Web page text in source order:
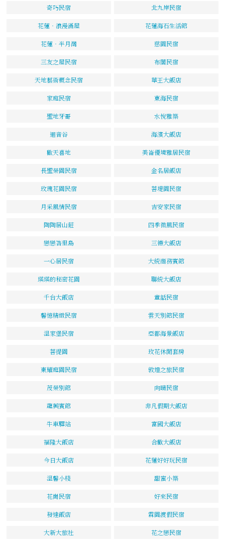
奇巧民宿 北九岸民宿
花蓮‧浪漫滿屋 花蓮海石生活館
花蓮‧半月灣 慈園民宿
三友之屋民宿 布閣民宿
天地藝術概念民宿 華王大飯店
家庭民宿 東海民宿
聖地牙哥 水悅雅築
迴音谷 海濱大飯店
歡天喜地 美崙優境雅居民宿
長聖榮園民宿 金名居飯店
玫瑰花園民宿 菩堤園民宿
月采風情民宿 吉安家民宿
陶陶居山莊 四季微風民宿
戀戀峇里島 三德大飯店
一心居民宿 大統商務賓館
瑛瑛的秘密花園 聯統大飯店
千台大飯店 童話民宿
馨憶精緻民宿 雲天別館民宿
溫家堡民宿 亞都海景飯店
菩提園 玫花休閒套房
東耀庭園民宿 敦煌之旅民宿
茂榮別館 向晴民宿
龍興賓館 非凡假期大飯店
牛車驛站 富國大飯店
福隆大飯店 合歡大飯店
今日大飯店 花蓮好好玩民宿
溫馨小棧 甜蜜小築
花崗民宿 好來民宿
發達飯店 霖園渡假民宿
大新大旅社 花之戀民宿